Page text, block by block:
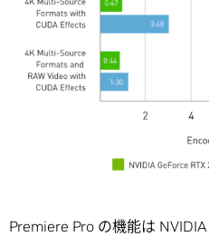
Premiere Pro の機能は